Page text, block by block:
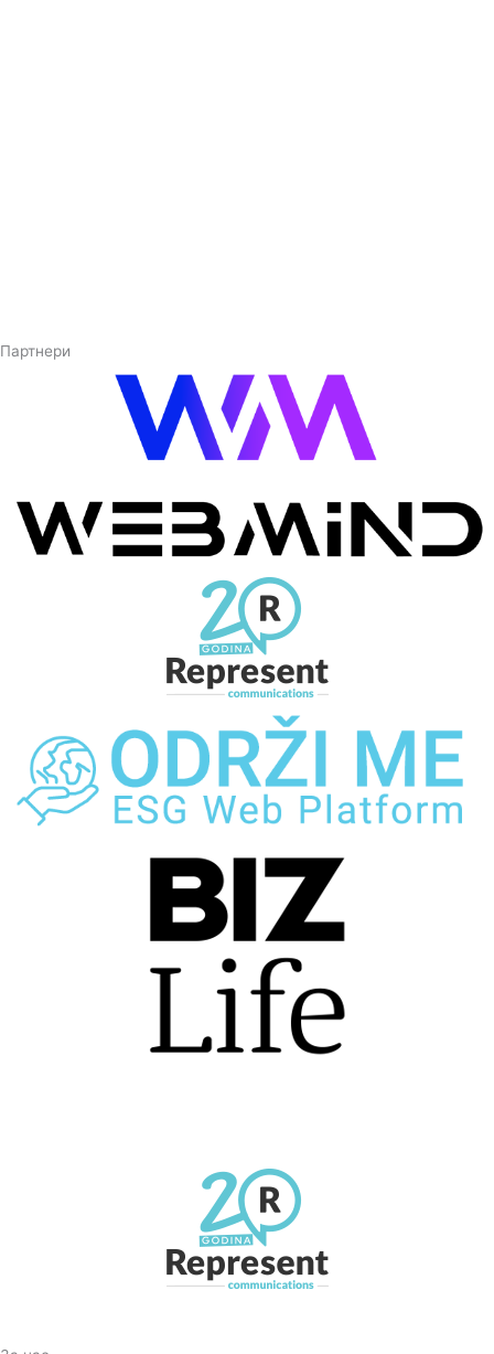
Партнери